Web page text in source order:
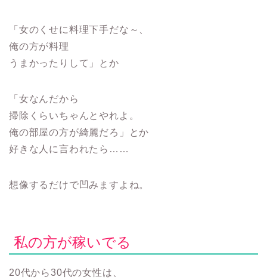
「女のくせに料理下手だな～、
俺の方が料理
うまかったりして」とか
「女なんだから
掃除くらいちゃんとやれよ。
俺の部屋の方が綺麗だろ」とか
好きな人に言われたら……
想像するだけで凹みますよね。
私の方が稼いでる
20代から30代の女性は、